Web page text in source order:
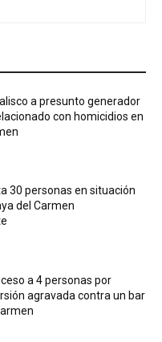
a presunto generador
con homicidios en
30 personas en situación
del Carmen
a 4 personas por
agravada contra un bar